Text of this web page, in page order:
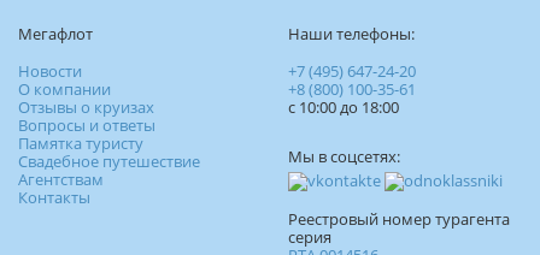
Мегафлот
Новости
О компании
Отзывы о круизах
Вопросы и ответы
Памятка туристу
Свадебное путешествие
Агентствам
Контакты
Наши телефоны:
+7 (495) 647-24-20
+8 (800) 100-35-61
c 10:00 до 18:00
Мы в соцсетях:
Реестровый номер турагента
серия